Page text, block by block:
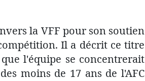
la VFF pour son soutien
Il a décrit ce titre
l'équipe se concentrerait
moins de 17 ans de l'AFC